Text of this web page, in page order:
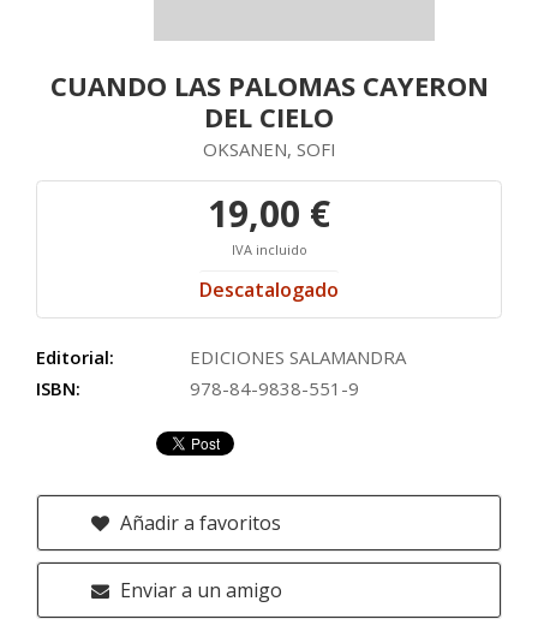
CUANDO LAS PALOMAS CAYERON
DEL CIELO
OKSANEN, SOFI
19,00 €
IVA incluido
Descatalogado
Editorial:
EDICIONES SALAMANDRA
ISBN:
978-84-9838-551-9
Añadir a favoritos
Enviar a un amigo